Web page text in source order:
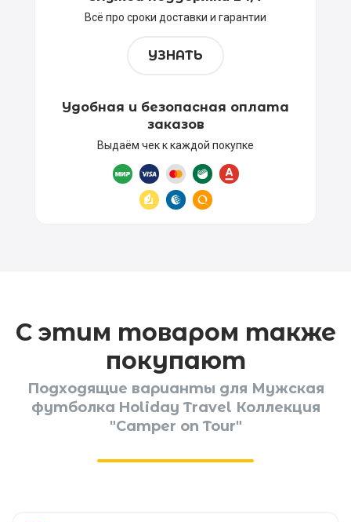
Всё про сроки доставки и гарантии
УЗНАТЬ
Удобная и безопасная оплата
заказов
Выдаём чек к каждой покупке
С этим товаром также
покупают
Подходящие варианты для Мужская
футболка Holiday Travel Коллекция
"Camper on Tour"